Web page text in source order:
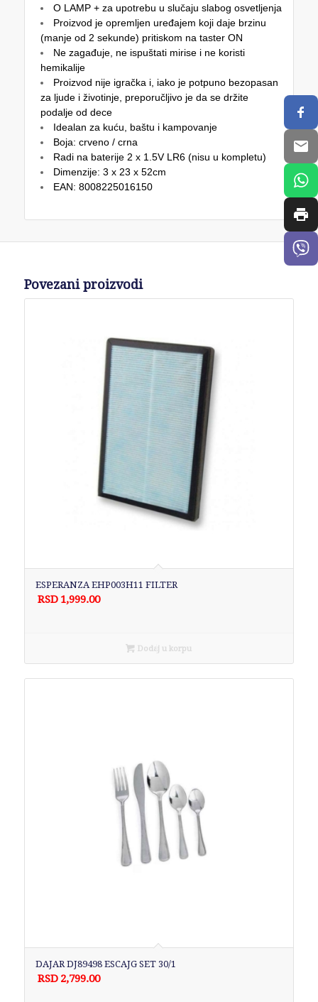
O LAMP + za upotrebu u slučaju slabog osvetljenja
Proizvod je opremljen uređajem koji daje brzinu
(manje od 2 sekunde) pritiskom na taster ON
Ne zagađuje, ne ispuštati mirise i ne koristi
hemikalije
Proizvod nije igračka i, iako je potpuno bezopasan
za ljude i životinje, preporučljivo je da se držite
podalje od dece
Idealan za kuću, baštu i kampovanje
Boja: crveno / crna
Radi na baterije 2 x 1.5V LR6 (nisu u kompletu)
Dimenzije: 3 x 23 x 52cm
EAN: 8008225016150
Povezani proizvodi
ESPERANZA EHP003H11 FILTER
RSD 1,999.00
Dodaj u korpu
DAJAR DJ89498 ESCAJG SET 30/1
RSD 2,799.00